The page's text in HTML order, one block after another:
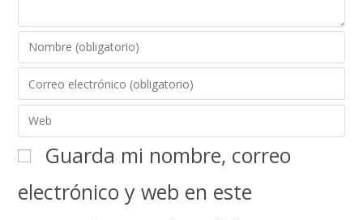
Guarda mi nombre, correo
electrónico y web en este